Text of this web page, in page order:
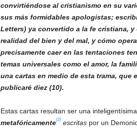
convirtiéndose al cristianismo en su
sus más formidables apologistas;
Letters) ya convertido a la fe cristiana,
realidad del bien y del mal, y cómo
precisamente caer en las tentaciones
temas universales como el amor, la
una cartas en medio de esta trama,
publicaré diez (10).
Estas cartas resultan ser una inteligentísima
metafóricamente[2] escritas por un